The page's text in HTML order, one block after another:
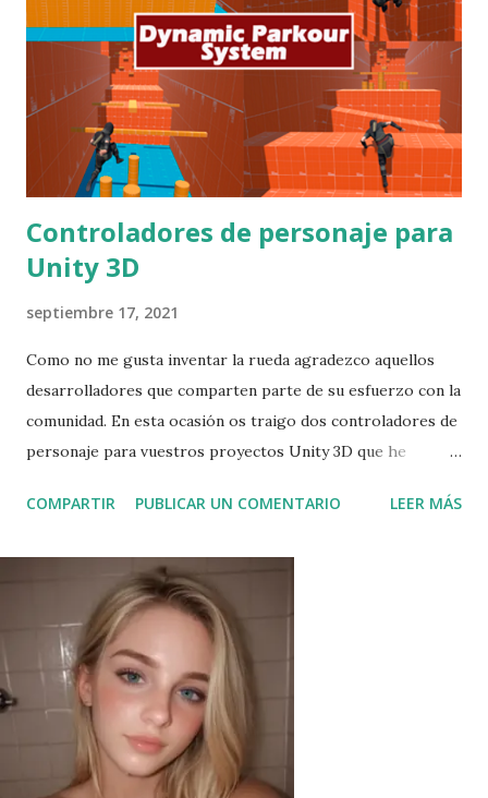
Para cada aplicación hay que añadir los datos asociados a la
aplicación. A partir de este paso debemos descargar el
package de Unity e instalar los servicios que queramos
incluir en nuestra aplicación. Antes de seguir, deberemos
guardar un archivo JSON que nos ofrece la página de
registro de la aplicación e...
Controladores de personaje para
Unity 3D
septiembre 17, 2021
Como no me gusta inventar la rueda agradezco aquellos
desarrolladores que comparten parte de su esfuerzo con la
comunidad. En esta ocasión os traigo dos controladores de
personaje para vuestros proyectos Unity 3D que he
vuestros proyectos. En primer lugar tenemos a Dynamic
Unity que permite a cualquier persona importar cualquier
modelo y tener un controlador ya funcionando con
capacidades de parkour como en los juegos de Assassin's
Creed. Lo he probado en Unity y después de poner las
dependencias (para que el Sistema de Parkour Dinámico
funcione, requiere la importación de los paquetes de
Cinemachine y del Sistema de Entrada ubicados en el
Administrador de Paquetes de Unity.) ha funcionado
COMPARTIR PUBLICAR UN COMENTARIO LEER MÁS